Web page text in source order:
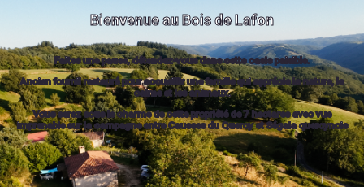
Bienvenue au Bois de Lafon
Faites une pause, détendez-vous dans cette oasis paisible.
Ancien fournil restauré pour accueillir une famille qui apprécie la nature, le
calme et les animaux.
Vous serez sous le charme de cette propriété de 7 hectares avec vue
imprenable sur la campagne entre Causses du Quercy et Ségala quercynois